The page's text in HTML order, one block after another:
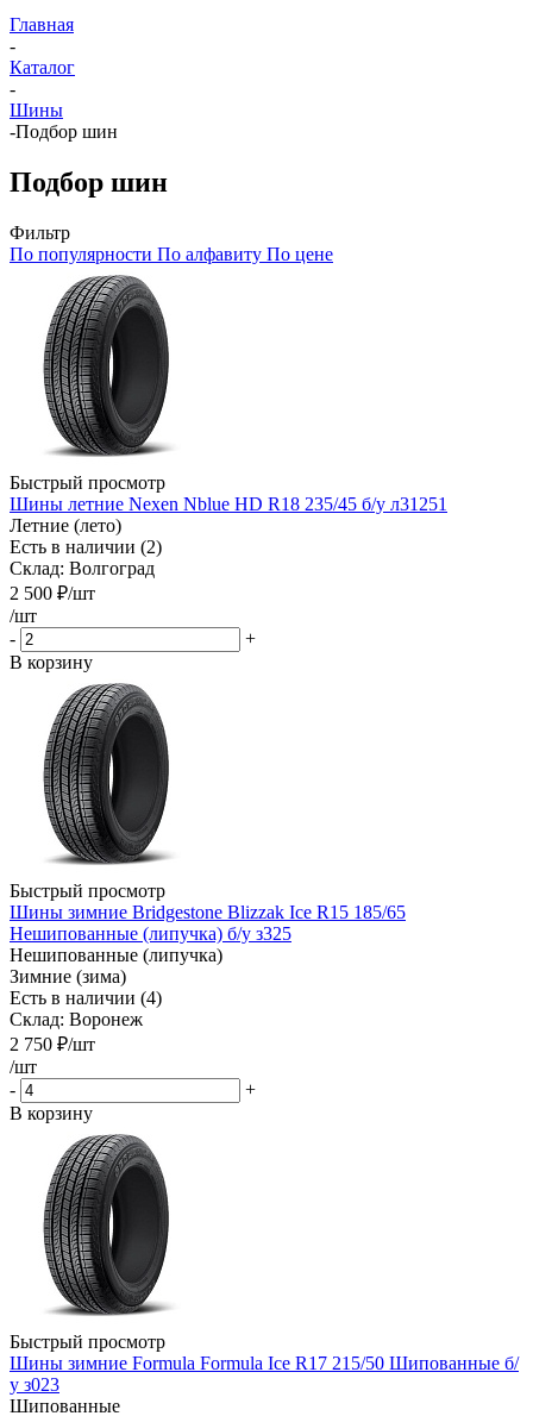
Главная
-
Каталог
-
Шины
-Подбор шин
Подбор шин
Фильтр
По популярности По алфавиту По цене
Быстрый просмотр
Шины летние Nexen Nblue HD R18 235/45 б/у л31251
Летние (лето)
Есть в наличии (2)
Склад: Волгоград
2 500 ₽/шт
/шт
-
+
В корзину
Быстрый просмотр
Шины зимние Bridgestone Blizzak Ice R15 185/65
Нешипованные (липучка) б/у з325
Нешипованные (липучка)
Зимние (зима)
Есть в наличии (4)
Склад: Воронеж
2 750 ₽/шт
/шт
-
+
В корзину
Быстрый просмотр
Шины зимние Formula Formula Ice R17 215/50 Шипованные б/
у з023
Шипованные